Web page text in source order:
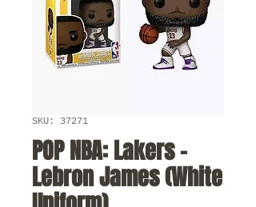
SKU: 37271
POP NBA: Lakers -
Lebron James (White